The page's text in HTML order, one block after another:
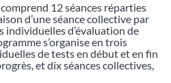
12 séances réparties
d’une séance collective par
individuelles d’évaluation de
s’organise en trois
de tests en début et en fin
et dix séances collectives,